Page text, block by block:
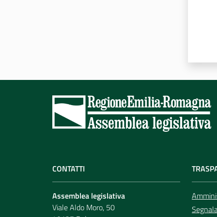
CONTATTI
Assemblea legislativa
Viale Aldo Moro, 50